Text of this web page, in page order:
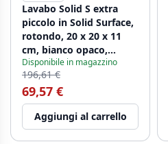
Lavabo Solid S extra
piccolo in Solid Surface,
rotondo, 20 x 20 x 11
cm, bianco opaco,
1208852722
Disponibile in magazzino
196,61 €
69,57 €
Aggiungi al carrello